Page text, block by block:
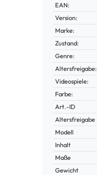
Technisches
Merkmal
Wert
EAN:
Version:
Marke:
Zustand:
Genre:
Altersfreigabe:
Videospiele:
Farbe:
Technisches
Merkmal
Wert
Art.-ID
Altersfreigabe
Modell
Inhalt
Maße
Gewicht